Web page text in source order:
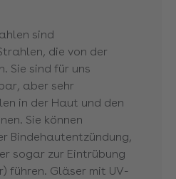
sind
die von der
Sie sind für uns
aber sehr
in der Haut und den
Sie können
Bindehautentzündung,
sogar zur Eintrübung
führen. Gläser mit UV-